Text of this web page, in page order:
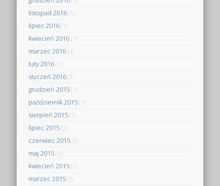
listopad 2016(1)
lipiec 2016(1)
kwiecień 2016(1)
marzec 2016(4)
luty 2016(1)
styczeń 2016(1)
grudzień 2015(1)
październik 2015(1)
sierpień 2015(1)
lipiec 2015(3)
czerwiec 2015(2)
maj 2015(1)
kwiecień 2015(2)
marzec 2015(1)